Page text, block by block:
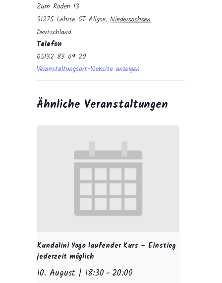
Zum Roden 13
31275 Lehrte OT Aligse, Niedersachsen
Deutschland
Telefon
05132 83 69 20
Veranstaltungsort-Website anzeigen
Ähnliche Veranstaltungen
Kundalini Yoga laufender Kurs – Einstieg
jederzeit möglich
10. August | 18:30 -20:00